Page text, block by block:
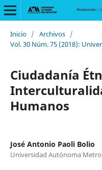
Inicio / Archivos /
Vol. 30 Núm. 75 (2018):
Ciudadanía
Humanos
José Antonio Paoli Bolio
Universidad Autónoma